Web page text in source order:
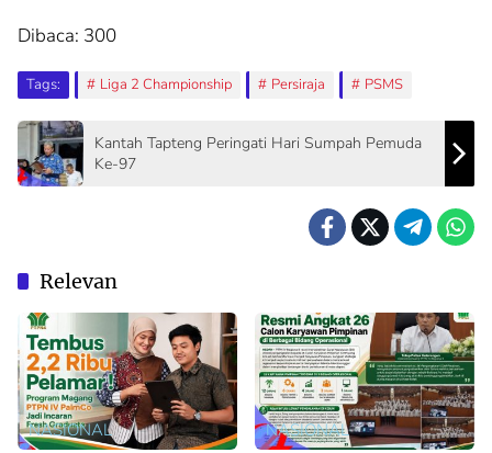
Dibaca: 300
Tags: Liga 2 Championship Persiraja PSMS
Kantah Tapteng Peringati Hari Sumpah Pemuda
Ke-97
Relevan
NASIONAL NASIONAL